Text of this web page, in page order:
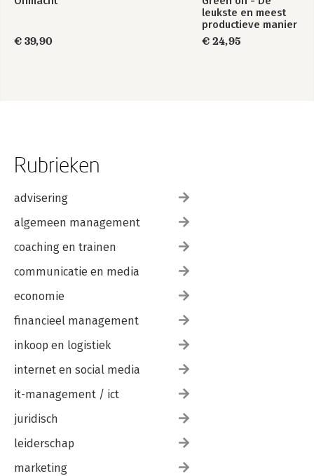
€ 39,90
leukste en meest
productieve manier
van werken
€ 24,95
Rubrieken
advisering
algemeen management
coaching en trainen
communicatie en media
economie
financieel management
inkoop en logistiek
internet en social media
it-management / ict
juridisch
leiderschap
marketing